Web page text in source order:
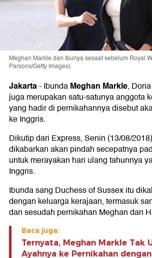
Meghan Markle dan Ibunya sesaat sebelum Royal
Parsons/Getty Images)
Jakarta- IbundaMeghan Markle,
juga merupakan satu-satunya anggota
yang hadir di pernikahannya disebut
ke Inggris.
Dikutip dari Express, Senin (13/08/
dikabarkan akan pindah secepatnya
untuk merayakan hari ulang tahunnya
Inggris.
Ibunda sang Duchess of Sussex itu
dengan keluarga kerajaan, termasuk
dan sesudah pernikahan Meghan dan
Baca juga:
Ternyata, Meghan Markle Tak
Ayahnya ke Pernikahan